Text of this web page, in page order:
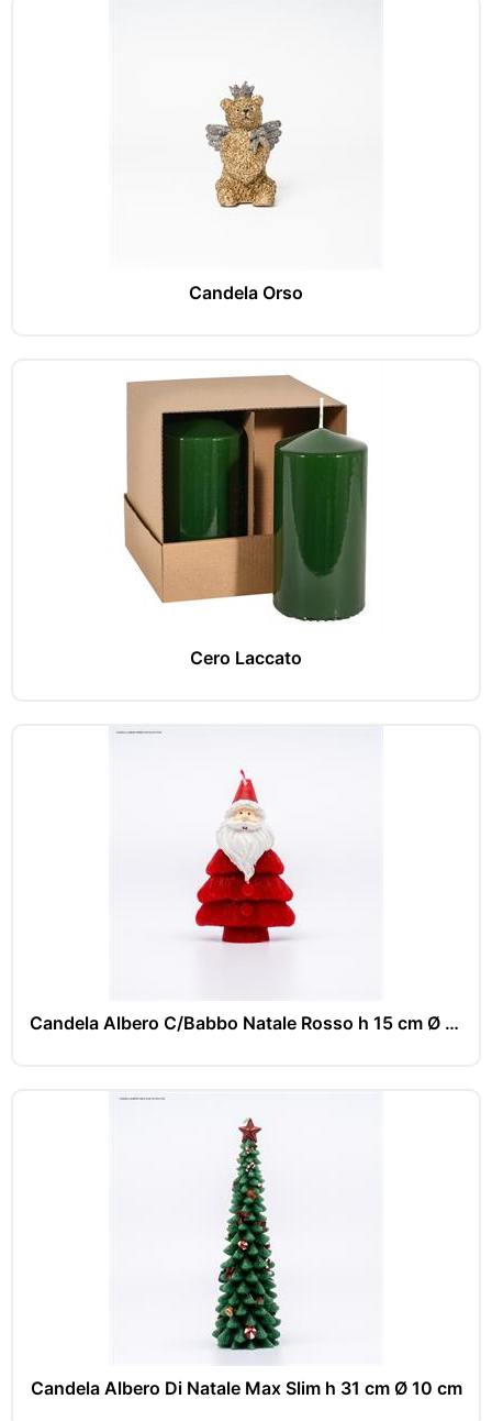
Candela Orso
Cero Laccato
Candela Albero C/Babbo Natale Rosso h 15 cm Ø 8 cm
Candela Albero Di Natale Max Slim h 31 cm Ø 10 cm